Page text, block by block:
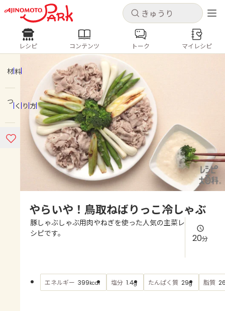
キャンセル
ログインするとレシピを保存できます
ログイン
ホーム
コンテンツ
レシピ
よくあるお問い合わせ
AJINOMOTO PARK とは
キャンセル
レシピ コンテンツ
人気の食材・レシピ
きゅうり なす トマト
とうもろこし
ピーマン
みょうが ゴーヤ
レシピ コンテンツ トーク マイレシピ
材料
つくり方
やらいや！鳥取ねばりっこ冷しゃぶ
豚しゃぶしゃぶ用肉やねぎを使った人気の主菜レ
シピです。
20分
エネルギー 399kcal 塩分 1.4g たんぱく質 29g 脂質